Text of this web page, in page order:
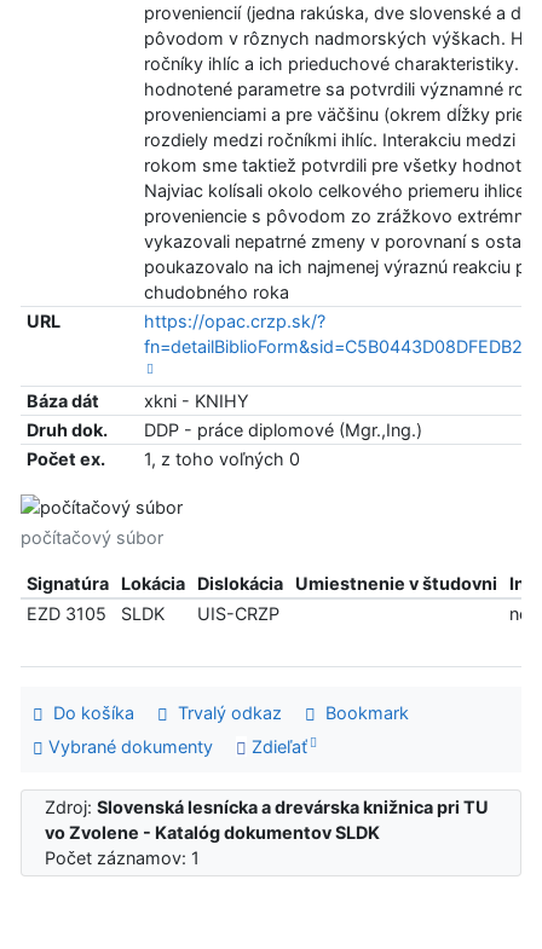
proveniencií (jedna rakúska, dve slovenské a
pôvodom v rôznych nadmorských výškach.
ročníky ihlíc a ich prieduchové charakteristiky.
hodnotené parametre sa potvrdili významné
provenienciami a pre väčšinu (okrem dĺžky
rozdiely medzi ročníkmi ihlíc. Interakciu medzi
rokom sme taktiež potvrdili pre všetky
Najviac kolísali okolo celkového priemeru ihlice
proveniencie s pôvodom zo zrážkovo
vykazovali nepatrné zmeny v porovnaní s
poukazovalo na ich najmenej výraznú reakciu
chudobného roka
URL
https://opac.crzp.sk/?
Báza dát
xkni - KNIHY
Druh dok.
DDP - práce diplomové (Mgr.,Ing.)
Počet ex.
1, z toho voľných 0
počítačový súbor
Signatúra Lokácia Dislokácia Umiestnenie v študovni
Info
EZD 3105
SLDK UIS-CRZP
Do košíka Trvalý odkaz
Bookmark
Vybrané dokumenty
Zdieľať
Zdroj:Slovenská lesnícka a drevárska knižnica pri TU
vo Zvolene - Katalóg dokumentov SLDK
Počet záznamov: 1